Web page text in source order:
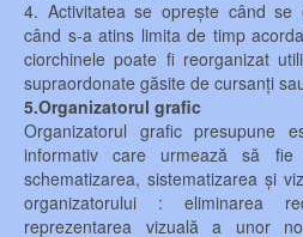
4. Activitatea se oprește când se
când s-a atins limita de timp
ciorchinele poate fi reorganizat
supraordonate găsite de cursanți
5.Organizatorul grafic
Organizatorul grafic presupune
informativ care urmează să
schematizarea, sistematizarea și
organizatorului : eliminarea
reprezentarea vizuală a unor